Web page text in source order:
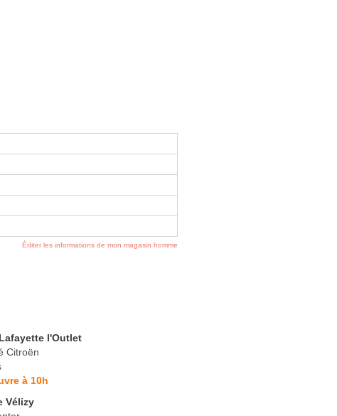
Éditer les informations de mon magasin homme
l'Outlet
Citroën
à 10h
Vélizy